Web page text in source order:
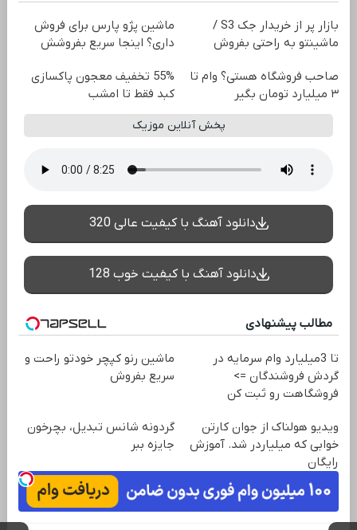
بازار پر از خریدار جک S3 /
ماشینتو به راحتی بفروش
ماشین پژو پارس برای فروش
داری؟ اینجا سریع بفروشش
صاحب فروشگاه هستی؟ وام تا
۳ میلیارد تومان بگیر
55% تخفیف معجون پاکسازی
کبد فقط تا امشب
پخش آنلاین موزیک
دانلود آهنگ با کیفیت عالی 320
دانلود آهنگ با کیفیت خوب 128
مطالب پیشنهادی
تا 3میلیارد وام سرمایه در
گردش فروشندگان =>
فروشگاهت رو ثبت کن
ماشین رنو کپچر خودتو راحت و
سریع بفروش
ویدیو هولناک از جوان کارتن
خوابی که میلیاردر شد. آموزش
رایگان
گردونه شانس تبدیل، بچرخون
جایزه ببر